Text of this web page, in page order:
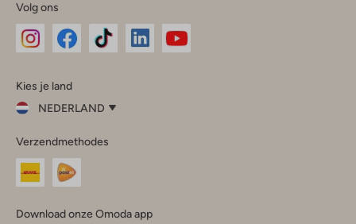
Volg ons
InstagramFacebook
Kies je land
NEDERLAND
je
land
Nederland
Verzendmethodes
Download onze Omoda app